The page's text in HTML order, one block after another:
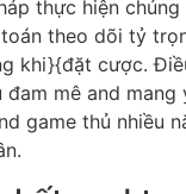
thực hiện
theo dõi tỷ
khi}{đặt cược.
mê and mang
game thủ nhiều